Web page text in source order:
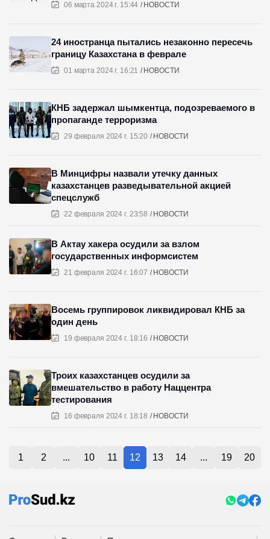
06 марта 2024 г. 15:44 НОВОСТИ
01 марта 2024 г. 16:21 НОВОСТИ
24 иностранца пытались незаконно пересечь
границу Казахстана в феврале
29 февраля 2024 г. 15:20 НОВОСТИ
КНБ задержал шымкентца, подозреваемого в
пропаганде терроризма
22 февраля 2024 г. 23:58 НОВОСТИ
В Минцифры назвали утечку данных
казахстанцев разведывательной акцией
спецслужб
21 февраля 2024 г. 16:07 НОВОСТИ
В Актау хакера осудили за взлом
государственных информсистем
19 февраля 2024 г. 18:16 НОВОСТИ
Восемь группировок ликвидировал КНБ за
один день
16 февраля 2024 г. 18:18 НОВОСТИ
Троих казахстанцев осудили за
вмешательство в работу Наццентра
тестирования
1 2 ... 10 11 12 13 14 ... 19 20